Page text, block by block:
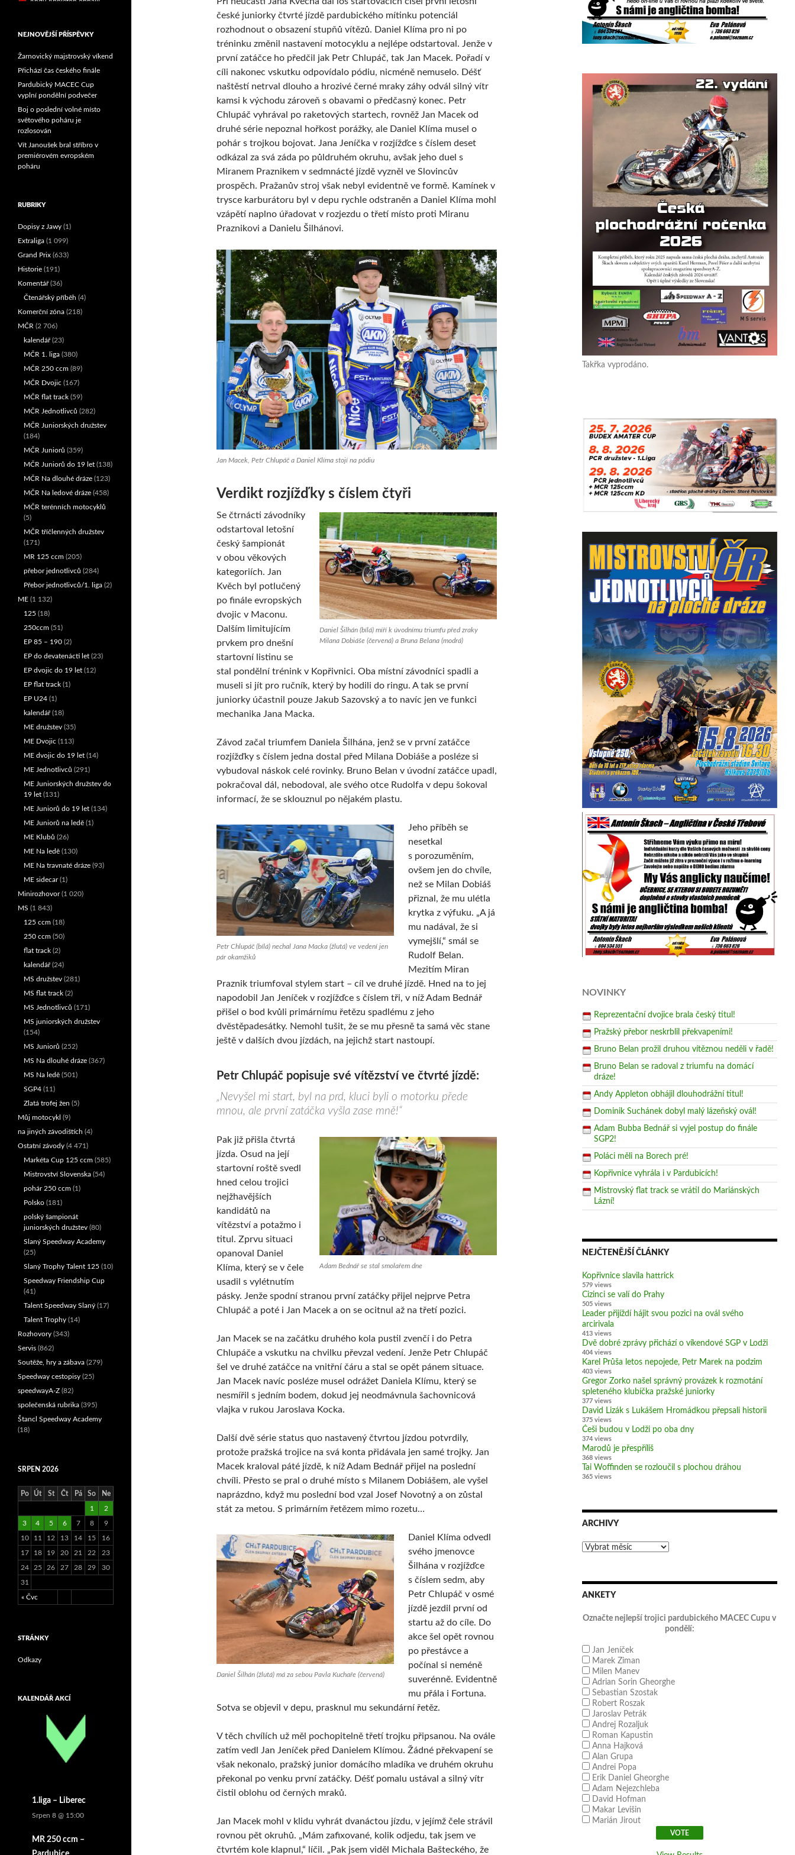
české juniorky čtvrté jízdě pardubického mítinku potenciál
rozhodnout o obsazení stupňů vítězů. Daniel Klíma pro ni po
tréninku změnil nastavení motocyklu a nejlépe odstartoval. Jenže v
první zatáčce ho předčil jak Petr Chlupáč, tak Jan Macek. Pořadí v
cíli nakonec vskutku odpovídalo pódiu, nicméně nemuselo. Déšť
naštěstí netrval dlouho a hrozivé černé mraky záhy odvál silný vítr
kamsi k východu zároveň s obavami o předčasný konec. Petr
Chlupáč vyhrával po raketových startech, rovněž Jan Macek od
druhé série nepoznal hořkost porážky, ale Daniel Klíma musel o
pohár s trojkou bojovat. Jana Jeníčka v rozjížďce s číslem deset
odkázal za svá záda po půldruhém okruhu, avšak jeho duel s
Miranem Praznikem v sedmnácté jízdě vyzněl ve Slovincův
prospěch. Pražanův stroj však nebyl evidentně ve formě. Kamínek v
trysce karburátoru byl v depu rychle odstraněn a Daniel Klíma mohl
vzápětí naplno úřadovat v rozjezdu o třetí místo proti Miranu
Praznikovi a Danielu Šilhánovi.
Jan Macek, Petr Chlupáč a Daniel Klíma stojí na pódiu
Verdikt rozjížďky s číslem čtyři
Daniel Šilhán (bílá) míří k úvodnímu triumfu před zraky
Milana Dobiáše (červená) a Bruna Belana (modrá)
Se čtrnácti závodníky
odstartoval letošní
český šampionát
v obou věkových
kategoriích. Jan
Kvěch byl potlučený
po finále evropských
dvojic v Maconu.
Dalším limitujícím
prvkem pro dnešní
startovní listinu se
stal pondělní trénink v Kopřivnici. Oba místní závodníci spadli a
museli si jít pro ručník, který by hodili do ringu. A tak se první
juniorky účastnil pouze Jakub Sazovský a to navíc jen ve funkci
mechanika Jana Macka.
Závod začal triumfem Daniela Šilhána, jenž se v první zatáčce
rozjížďky s číslem jedna dostal před Milana Dobiáše a posléze si
vybudoval náskok celé rovinky. Bruno Belan v úvodní zatáčce upadl,
pokračoval dál, nebodoval, ale svého otce Rudolfa v depu šokoval
informací, že se sklouznul po nějakém plastu.
Petr Chlupáč (bílá) nechal Jana Macka (žlutá) ve vedení jen
pár okamžiků
Jeho příběh se
nesetkal
s porozuměním,
ovšem jen do chvíle,
než se Milan Dobiáš
přiznal, že mu ulétla
krytka z výfuku. „A já
mu nadával, že si
vymejšlí,“ smál se
Rudolf Belan.
Mezitím Miran
Praznik triumfoval stylem start – cíl ve druhé jízdě. Hned na to jej
napodobil Jan Jeníček v rozjížďce s číslem tři, v níž Adam Bednář
přišel o bod kvůli primárnímu řetězu spadlému z jeho
dvěstěpadesátky. Nemohl tušit, že se mu přesně ta samá věc stane
ještě v dalších dvou jízdách, na jejichž start nastoupí.
Petr Chlupáč popisuje své vítězství ve čtvrté jízdě:
„Nevyšel mi start, byl na prd, kluci byli o motorku přede
mnou, ale první zatáčka vyšla zase mně!“
Adam Bednář se stal smolařem dne
Pak již přišla čtvrtá
jízda. Osud na její
startovní roště svedl
hned celou trojici
nejžhavějších
kandidátů na
vítězství a potažmo i
titul. Zprvu situaci
opanoval Daniel
Klíma, který se v čele
usadil s vylétnutím
pásky. Jenže spodní stranou první zatáčky přijel nejprve Petra
Chlupáč a poté i Jan Macek a on se ocitnul až na třetí pozici.
Jan Macek se na začátku druhého kola pustil zvenčí i do Petra
Chlupáče a vskutku na chvilku převzal vedení. Jenže Petr Chlupáč
šel ve druhé zatáčce na vnitřní čáru a stal se opět pánem situace.
Jan Macek navíc posléze musel odrážet Daniela Klímu, který se
nesmířil s jedním bodem, dokud jej neodmávnula šachovnicová
vlajka v rukou Jaroslava Kocka.
Další dvě série status quo nastavený čtvrtou jízdou potvrdily,
protože pražská trojice na svá konta přidávala jen samé trojky. Jan
Macek kraloval páté jízdě, k níž Adam Bednář přijel na poslední
chvíli. Přesto se pral o druhé místo s Milanem Dobiášem, ale vyšel
naprázdno, když mu poslední bod vzal Josef Novotný a on zůstal
stát za metou. S primárním řetězem mimo rozetu…
Daniel Šilhán (žlutá) má za sebou Pavla Kuchaře (červená)
Daniel Klíma odvedl
svého jmenovce
Šilhána v rozjížďce
s číslem sedm, aby
Petr Chlupáč v osmé
jízdě jezdil první od
startu až do cíle. Do
akce šel opět rovnou
po přestávce a
počínal si neméně
suverénně. Evidentně
mu přála i Fortuna.
Sotva se objevil v depu, prasknul mu sekundární řetěz.
V těch chvílích už měl pochopitelně třetí trojku připsanou. Na ovále
zatím vedl Jan Jeníček před Danielem Klímou. Žádné překvapení se
však nekonalo, pražský junior domácího mladíka ve druhém okruhu
překonal po venku první zatáčky. Déšť pomalu ustával a silný vítr
čistil oblohu od černých mraků.
Jan Macek mohl v klidu vyhrát dvanáctou jízdu, v jejímž čele strávil
rovnou pět okruhů. „Mám zafixované, kolik odjedu, tak jsem ve
čtvrtém kole klapnul,“ líčil. „Pak jsem viděl Michala Bašteckého, že
Takřka vyprodáno.
NOVINKY
Reprezentační dvojice brala český titul!
Pražský přebor neskrblil překvapeními!
Bruno Belan prožil druhou vítěznou neděli v řadě!
Bruno Belan se radoval z triumfu na domácí
dráze!
Andy Appleton obhájil dlouhodrážní titul!
Dominik Suchánek dobyl malý lázeňský ovál!
Adam Bubba Bednář si vyjel postup do finále
SGP2!
Poláci měli na Borech pré!
Kopřivnice vyhrála i v Pardubicích!
Mistrovský flat track se vrátil do Mariánských
Lázní!
NEJČTENĚJŠÍ ČLÁNKY
Kopřivnice slavila hattrick
579 views
Cizinci se valí do Prahy
505 views
Leader přijíždí hájit svou pozici na ovál svého
arcirivala
413 views
Dvě dobré zprávy přichází o víkendové SGP v Lodži
404 views
Karel Průša letos nepojede, Petr Marek na podzim
403 views
Gregor Zorko našel správný provázek k rozmotání
spleteného klubíčka pražské juniorky
377 views
David Lizák s Lukášem Hromádkou přepsali historii
375 views
Češi budou v Lodži po oba dny
374 views
Marodů je přespříliš
368 views
Tai Woffinden se rozloučil s plochou dráhou
365 views
ARCHIVY
Archivy
ANKETY
Označte nejlepší trojici pardubického MACEC Cupu v
pondělí:
Jan Jeníček
Marek Ziman
Milen Manev
Adrian Sorin Gheorghe
Sebastian Szostak
Robert Roszak
Jaroslav Petrák
Andrej Rozaljuk
Roman Kapustin
Anna Hajková
Alan Grupa
Andrei Popa
Erik Daniel Gheorghe
Adam Nejezchleba
David Hofman
Makar Levišin
Marián Jirout
NEJNOVĚJŠÍ PŘÍSPĚVKY
Žarnovický majstrovský víkend
Přichází čas českého finále
Pardubický MACEC Cup
vyplní pondělní podvečer
Boj o poslední volné místo
světového poháru je
rozlosován
Vít Janoušek bral stříbro v
premiérovém evropském
poháru
RUBRIKY
Dopisy z Jawy (1)
Extraliga (1 099)
Grand Prix (633)
Historie (191)
Komentář(36)
Čtenářský příběh (4)
Komerční zóna (218)
MČR (2 706)
kalendář(23)
MČR 1. liga (380)
MČR 250 ccm (89)
MČR Dvojic (167)
MČR flat track (59)
MČR Jednotlivců (282)
MČR Juniorských družstev
(184)
MČR Juniorů (359)
MČR Juniorů do 19 let (138)
MČR Na dlouhé dráze (123)
MČR Na ledové dráze (458)
MČR terénních motocyklů
(5)
MČR tříčlenných družstev
(171)
MR 125 ccm (205)
přebor jednotlivců (284)
Přebor jednotlivců/1. liga (2)
ME (1 132)
125 (18)
250ccm (51)
EP 85 – 190 (2)
EP do devatenácti let (23)
EP dvojic do 19 let (12)
EP flat track (1)
EP U24 (1)
kalendář(18)
ME družstev (35)
ME Dvojic (113)
ME dvojic do 19 let (14)
ME Jednotlivců (291)
ME Juniorských družstev do
19 let (131)
ME Juniorů do 19 let (134)
ME Juniorů na ledě (1)
ME Klubů (26)
ME Na ledě (130)
ME Na travnaté dráze (93)
ME sidecar(1)
Minirozhovor(1 020)
MS (1 843)
125 ccm (18)
250 ccm (50)
flat track (2)
kalendář(24)
MS družstev (281)
MS flat track (2)
MS Jednotlivců (171)
MS juniorských družstev
(154)
MS Juniorů (252)
MS Na dlouhé dráze (367)
MS Na ledě (501)
SGP4 (11)
Zlatá trofej žen (5)
Můj motocykl (9)
na jiných závodištích (4)
Ostatní závody (4 471)
Markéta Cup 125 ccm (585)
Mistrovství Slovenska (54)
pohár 250 ccm (1)
Polsko (181)
polský šampionát
juniorských družstev (80)
Slaný Speedway Academy
(25)
Slaný Trophy Talent 125 (10)
Speedway Friendship Cup
(41)
Talent Speedway Slaný (17)
Talent Trophy (14)
Rozhovory (343)
Servis (862)
Soutěže, hry a zábava (279)
Speedway cestopisy (25)
speedwayA-Z (82)
společenská rubrika (395)
Štancl Speedway Academy
(18)
SRPEN 2026
Po Út St Čt Pá So Ne
« Čvc
1 2
3 4 5 6 7 8 9
10 11 12 13 14 15 16
17 18 19 20 21 22 23
24 25 26 27 28 29 30
31
STRÁNKY
Odkazy
KALENDÁŘ AKCÍ
1.liga – Liberec
Srpen 8 @ 15:00
MR 250 ccm –